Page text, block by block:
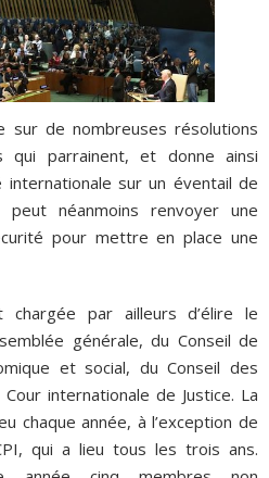
sur de nombreuses résolutions
parrainent, et donne ainsi
internationale sur un éventail de
peut néanmoins renvoyer une
pour mettre en place une
chargée par ailleurs d’élire le
générale, du Conseil de
et social, du Conseil des
internationale de Justice. La
chaque année, à l’exception de
qui a lieu tous les trois ans.